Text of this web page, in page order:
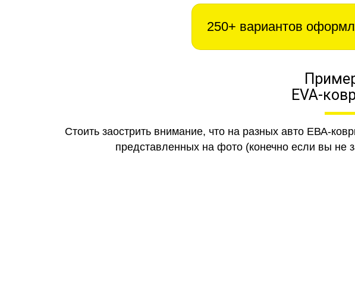
250+ вариантов
EVA-
Стоить заострить внимание, что на разных авто ЕВА-
представленных на фото (конечно если вы не